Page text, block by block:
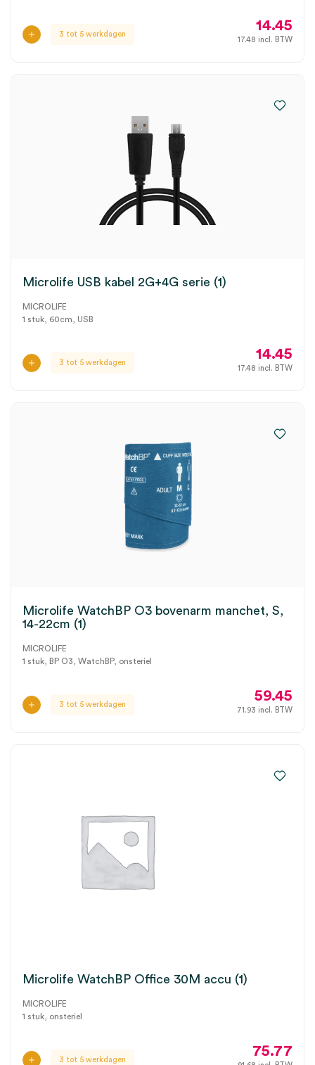
3 tot 5 werkdagen
14.45
17.48 incl. BTW
Microlife USB kabel 2G+4G serie (1)
MICROLIFE
1 stuk, 60cm, USB
3 tot 5 werkdagen
14.45
17.48 incl. BTW
Microlife WatchBP O3 bovenarm manchet, S,
14-22cm (1)
MICROLIFE
1 stuk, BP O3, WatchBP, onsteriel
3 tot 5 werkdagen
59.45
71.93 incl. BTW
Microlife WatchBP Office 30M accu (1)
MICROLIFE
1 stuk, onsteriel
3 tot 5 werkdagen
75.77